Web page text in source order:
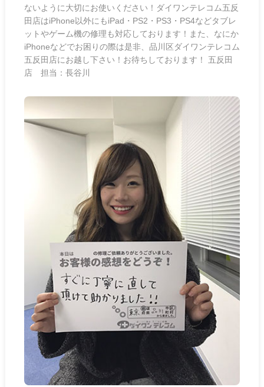
ないように大切にお使いください！ダイワンテレコム五反
田店はiPhone以外にもiPad・PS2・PS3・PS4などタブレ
ットやゲーム機の修理も対応しております！また、なにか
iPhoneなどでお困りの際は是非、品川区ダイワンテレコム
五反田店にお越し下さい！お待ちしております！ 五反田
店 担当：長谷川